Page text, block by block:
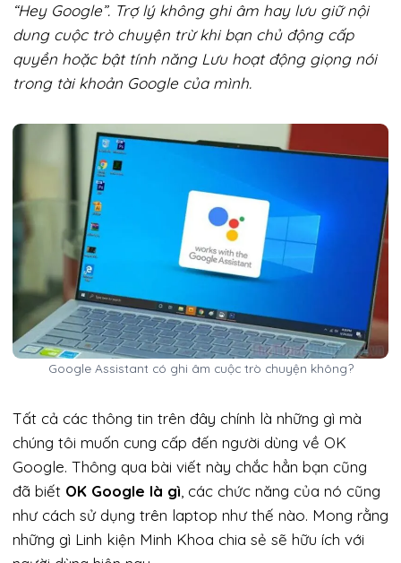
“Hey Google”. Trợ lý không ghi âm hay lưu giữ nội
dung cuộc trò chuyện trừ khi bạn chủ động cấp
quyền hoặc bật tính năng Lưu hoạt động giọng nói
trong tài khoản Google của mình.
Google Assistant có ghi âm cuộc trò chuyện không?
Tất cả các thông tin trên đây chính là những gì mà
chúng tôi muốn cung cấp đến người dùng về OK
Google. Thông qua bài viết này chắc hẳn bạn cũng
đã biết OK Google là gì, các chức năng của nó cũng
như cách sử dụng trên laptop như thế nào. Mong rằng
những gì Linh kiện Minh Khoa chia sẻ sẽ hữu ích với